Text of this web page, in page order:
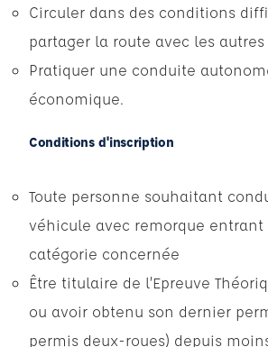
Circuler dans des conditions
partager la route avec les autres
Pratiquer une conduite
économique.
Conditions d'inscription
Toute personne souhaitant
véhicule avec remorque entrant
catégorie concernée
Être titulaire de l’Epreuve
ou avoir obtenu son dernier
permis deux-roues) depuis